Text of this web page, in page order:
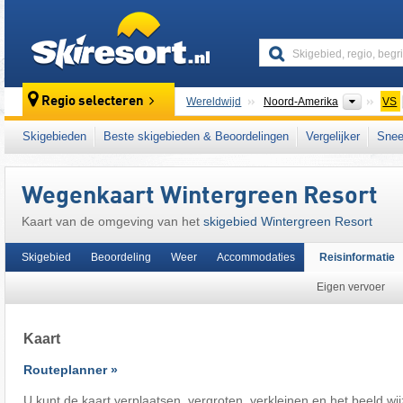
Regio selecteren Wereldwijd Noord-Amerika VS
Dit skigebied ligt ook in: Blue Ridge
Appalachen East Coast
Skigebieden Beste skigebieden & Beoordelingen Vergelijker
Wegenkaart Wintergreen Resort
Kaart van de omgeving van het skigebied Wintergreen Resort
Skigebied Beoordeling Weer Accommodaties Reisinformatie
Eigen vervoer
Kaart
Routeplanner »